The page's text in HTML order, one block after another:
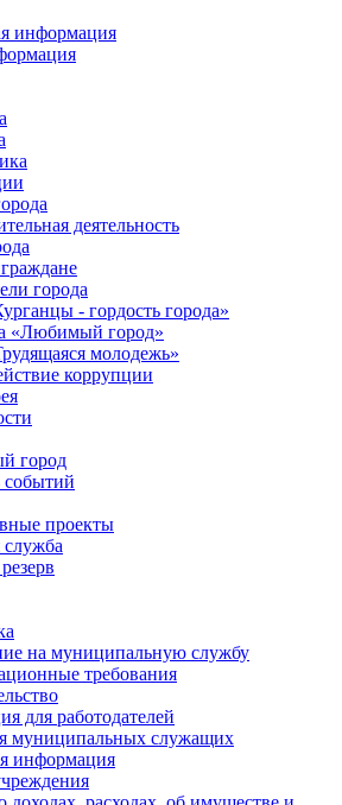
информация
деятельность
города
- гордость города»
«Любимый город»
молодежь»
коррупции
город
событий
проекты
на муниципальную службу
требования
для работодателей
муниципальных служащих
информация